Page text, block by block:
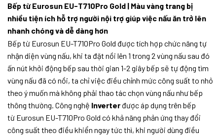
Bếp từ Eurosun EU-T710Pro Gold | Màu vàng trang bị
nhiều tiện ích hỗ trợ người nội trợ giúp việc nấu ăn trở lên
nhanh chóng và dễ dàng hơn
Bếp từ Eurosun EU-T710Pro Gold được tích hợp chức năng tự
nhận diện vùng nấu, khi ta đặt nồi lên 1 trong 2 vùng nấu sau đó
ấn nút khởi động bếp sau thời gian 1-2 giây bếp sẽ tự động tìm
vùng nấu đã có nồi, ta chỉ việc điều chỉnh mức công suất to nhỏ
theo ý muốn mà không phải thao tác chọn vùng nấu như bếp
thông thường. Công nghệ Inverter được áp dụng trên bếp
từ Eurosun EU-T710Pro Gold có khả năng phản ứng thay đổi
công suất theo điều khiển ngay tức thì, khi người dùng điều